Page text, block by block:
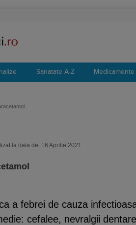
Sanatate A-Z Medicamente
la data de: 16 Aprilie 2021
a febrei de cauza
cefalee, nevralgii